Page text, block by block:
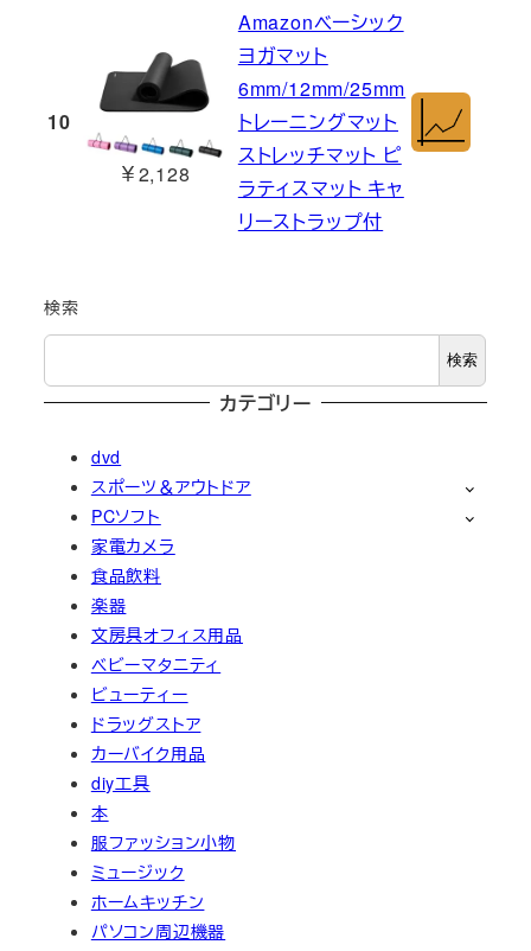
10
￥2,128
Amazonベーシック
ヨガマット
6mm/12mm/25mm
トレーニングマット
ストレッチマット ピ
ラティスマット キャ
リーストラップ付
検索
検索
カテゴリー
dvd
スポーツ＆アウトドア
PCソフト
家電カメラ
食品飲料
楽器
文房具オフィス用品
ベビーマタニティ
ビューティー
ドラッグストア
カーバイク用品
diy工具
本
服ファッション小物
ミュージック
ホームキッチン
パソコン周辺機器